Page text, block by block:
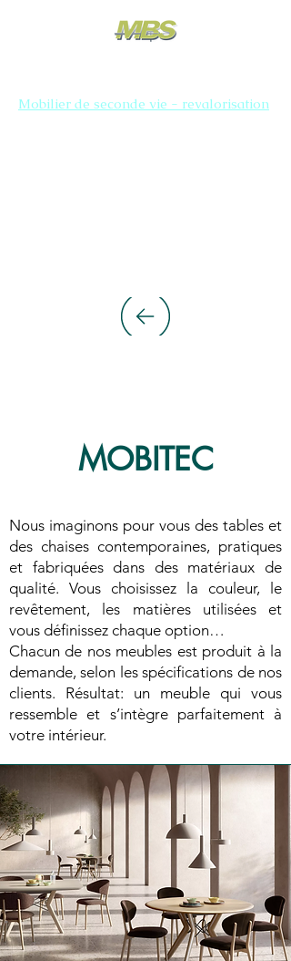
Mobilier de seconde vie - revalorisation
MOBITEC
Nous imaginons pour vous des tables et
des chaises contemporaines, pratiques
et fabriquées dans des matériaux de
qualité. Vous choisissez la couleur, le
revêtement, les matières utilisées et
vous définissez chaque option…
Chacun de nos meubles est produit à la
demande, selon les spécifications de nos
clients. Résultat: un meuble qui vous
ressemble et s’intègre parfaitement à
votre intérieur.